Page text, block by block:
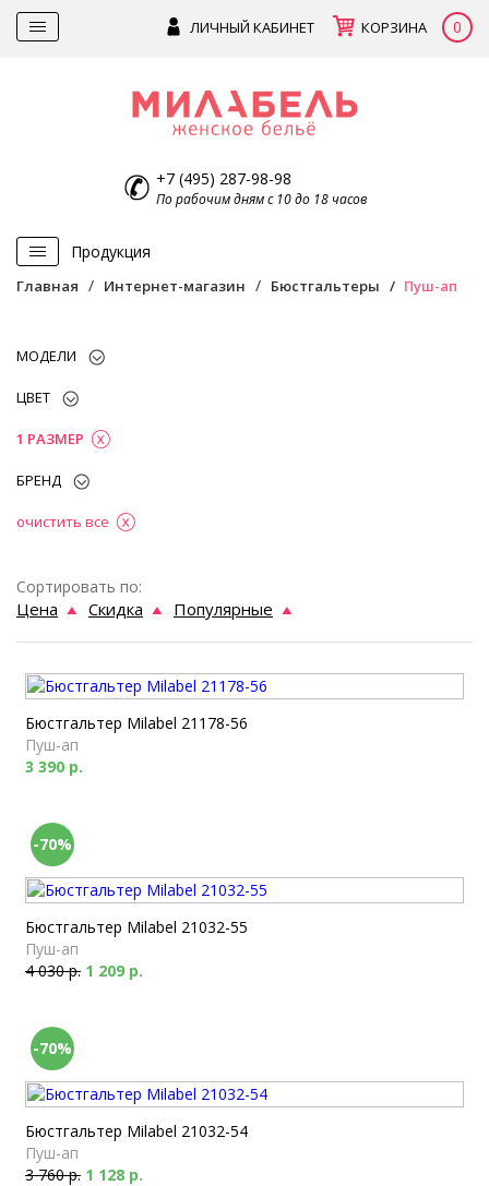
ЛИЧНЫЙ КАБИНЕТ КОРЗИНА 0
+7 (495) 287-98-98
По рабочим дням с 10 до 18 часов
Продукция
Главная Интернет-магазин Бюстгальтеры Пуш-ап
МОДЕЛИ
ЦВЕТ
1 РАЗМЕР
БРЕНД
очистить все
Сортировать по:
Цена Скидка Популярные
Бюстгальтер Milabel 21178-56
Пуш-ап
3 390 р.
-70%
Бюстгальтер Milabel 21032-55
Пуш-ап
4 030 р. 1 209 р.
-70%
Бюстгальтер Milabel 21032-54
Пуш-ап
3 760 р. 1 128 р.